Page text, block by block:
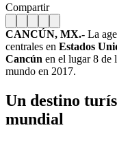
Compartir
CANCÚN, MX.- La
centrales en Estados
Cancún en el lugar 8 de
mundo en 2017.
Un destino
mundial